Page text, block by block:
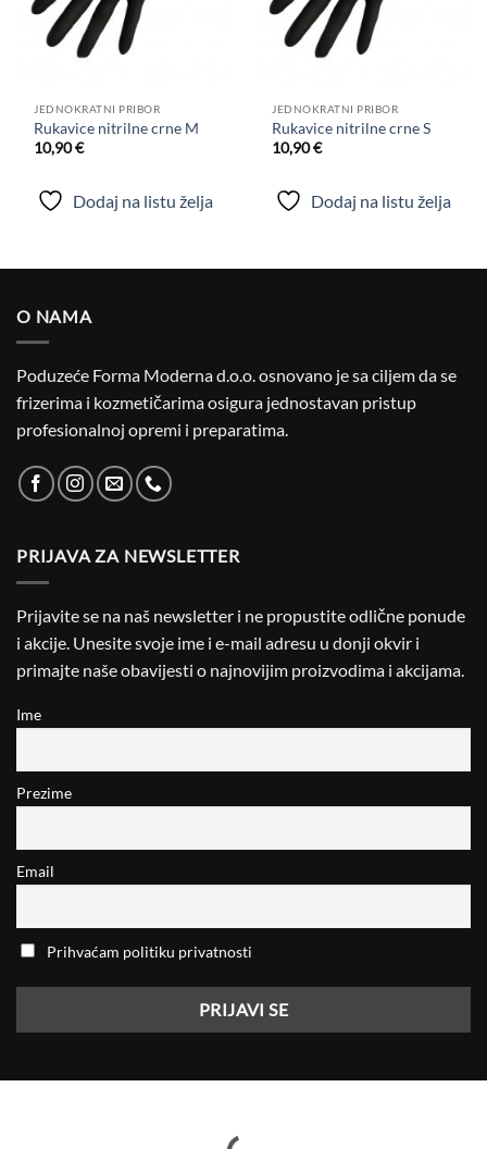
JEDNOKRATNI PRIBOR
Rukavice nitrilne crne M
10,90€
Dodaj na listu želja
JEDNOKRATNI PRIBOR
Rukavice nitrilne crne S
10,90€
Dodaj na listu želja
O NAMA
Poduzeće Forma Moderna d.o.o. osnovano je sa ciljem da se
frizerima i kozmetičarima osigura jednostavan pristup
profesionalnoj opremi i preparatima.
PRIJAVA ZA NEWSLETTER
Prijavite se na naš newsletter i ne propustite odlične ponude
i akcije. Unesite svoje ime i e-mail adresu u donji okvir i
primajte naše obavijesti o najnovijim proizvodima i akcijama.
Ime
Prezime
Email
Prihvaćam politiku privatnosti